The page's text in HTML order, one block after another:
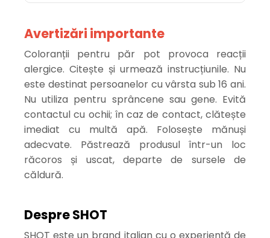
Avertizări importante
Coloranții pentru păr pot provoca reacții
alergice. Citește și urmează instrucțiunile. Nu
este destinat persoanelor cu vârsta sub 16 ani.
Nu utiliza pentru sprâncene sau gene. Evită
contactul cu ochii; în caz de contact, clătește
imediat cu multă apă. Folosește mănuși
adecvate. Păstrează produsul într-un loc
răcoros și uscat, departe de sursele de
căldură.
Despre SHOT